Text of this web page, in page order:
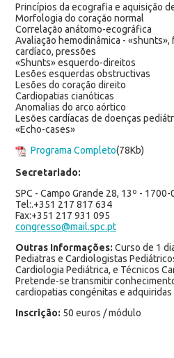
Princípios da ecografia e aquisição
Morfologia do coração normal
Correlação anátomo-ecográfica
Avaliação hemodinâmica -
cardíaco, pressões
«Shunts» esquerdo-direitos
Lesões esquerdas obstructivas
Lesões do coração direito
Cardiopatias cianóticas
Anomalias do arco aórtico
Lesões cardíacas de doenças
«Echo-cases»
Programa Completo(78Kb)
Secretariado:
SPC - Campo Grande 28, 13º - 1700-
Tel:.+351 217 817 634
Fax:+351 217 931 095
congresso@mail.spc.pt
Outras Informações: Curso de 1
Pediatras e Cardiologistas
Cardiologia Pediátrica, e Técnicos
Pretende-se transmitir
cardiopatias congénitas e adquiridas
Inscrição: 50 euros / módulo